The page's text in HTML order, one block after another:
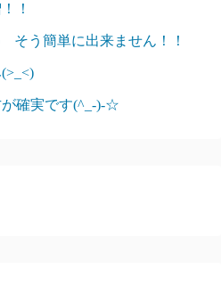
！
そう簡単に出来ません！！
確実です(^_-)-☆